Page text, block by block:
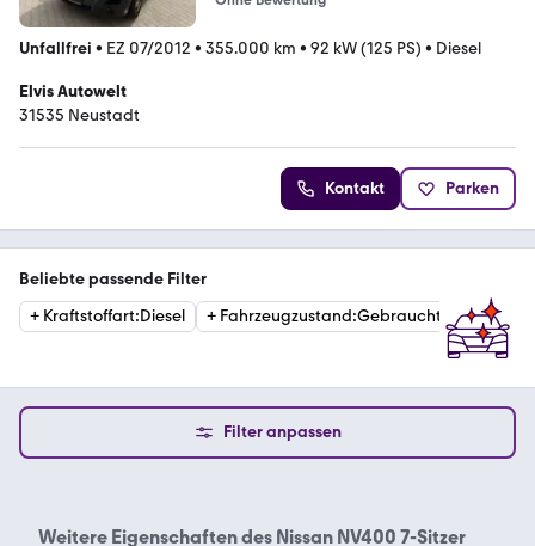
Unfallfrei • EZ 07/2012 • 355.000 km • 92 kW (125 PS) • Diesel
Elvis Autowelt
31535 Neustadt
Kontakt Parken
Beliebte passende Filter
+ Kraftstoffart:Diesel + Fahrzeugzustand:Gebraucht +
Filter anpassen
Weitere Eigenschaften des Nissan NV400 7-Sitzer